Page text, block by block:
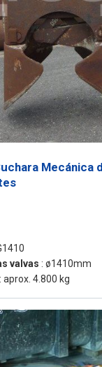
Mecánica
valvas : ø1410mm
: aprox. 4.800 kg